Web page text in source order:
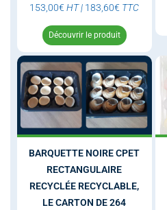
153,00€ HT| 183,60€ TTC
Découvrir le produit
BARQUETTE NOIRE CPET
RECTANGULAIRE
RECYCLÉE RECYCLABLE,
LE CARTON DE 264